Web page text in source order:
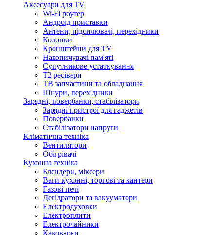
Аксесуари для TV
Wi-Fi роутер
Андроід приставки
Антени, підсилювачі, перехідники
Колонки
Кронштейни для TV
Накопичувачі пам'яті
Супутникове устаткування
Т2 ресівери
ТВ запчастини та обладнання
Шнури, перехідники
Зарядні, повербанки, стабілізатори
Зарядні пристрої для гаджетів
Повербанки
Стабілізатори напруги
Кліматична техніка
Вентилятори
Обігрівачі
Кухонна техніка
Блендери, міксери
Ваги кухонні, торгові та кантери
Газові печі
Дегідратори та вакууматори
Електродуховки
Електроплити
Електрочайники
Кавоварки